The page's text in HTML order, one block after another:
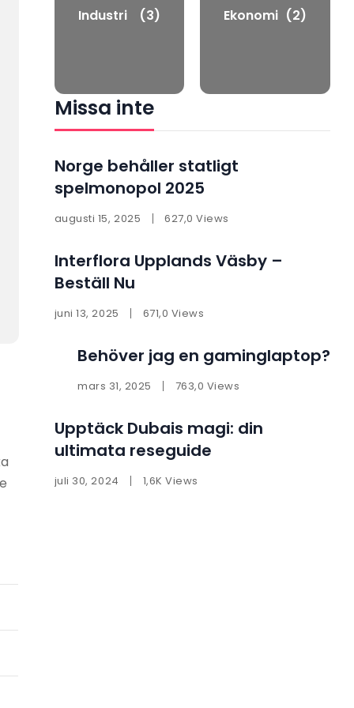
Industri (3) Ekonomi (2)
Missa inte
Norge behåller statligt
spelmonopol 2025
augusti 15, 2025 627,0 Views
Interflora Upplands Väsby –
Beställ Nu
juni 13, 2025 671,0 Views
Behöver jag en gaminglaptop?
mars 31, 2025 763,0 Views
Upptäck Dubais magi: din
ultimata reseguide
juli 30, 2024 1,6K Views